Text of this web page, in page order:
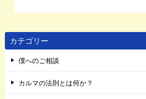
カテゴリー
僕へのご相談
カルマの法則とは何か？